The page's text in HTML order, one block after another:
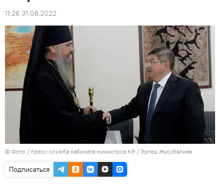
11:26 31.08.2022
© Фото / пресс-служба кабинета министров КР / Эргеш Жусубалиев
Подписаться